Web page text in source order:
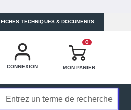
FICHES TECHNIQUES & DOCUMENTS
CONNEXION
0
MON PANIER